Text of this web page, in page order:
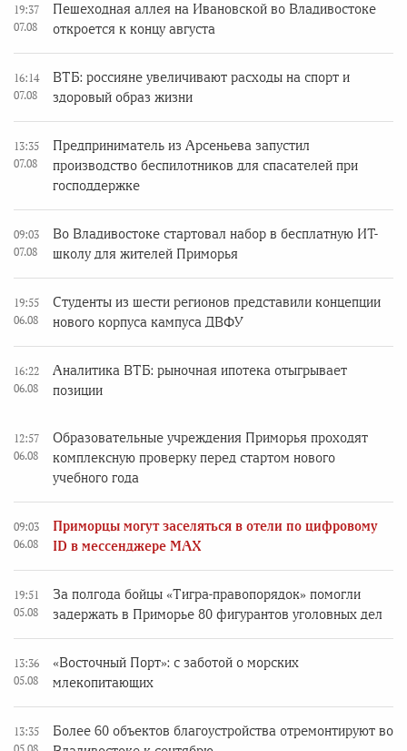
19:37
07.08
Пешеходная аллея на Ивановской во Владивостоке
откроется к концу августа
16:14
07.08
ВТБ: россияне увеличивают расходы на спорт и
здоровый образ жизни
13:35
07.08
Предприниматель из Арсеньева запустил
производство беспилотников для спасателей при
господдержке
09:03
07.08
Во Владивостоке стартовал набор в бесплатную ИТ-
школу для жителей Приморья
19:55
06.08
Студенты из шести регионов представили концепции
нового корпуса кампуса ДВФУ
16:22
06.08
Аналитика ВТБ: рыночная ипотека отыгрывает
позиции
12:57
06.08
Образовательные учреждения Приморья проходят
комплексную проверку перед стартом нового
учебного года
09:03
06.08
Приморцы могут заселяться в отели по цифровому
ID в мессенджере MAX
19:51
05.08
За полгода бойцы «Тигра-правопорядок» помогли
задержать в Приморье 80 фигурантов уголовных дел
13:36
05.08
«Восточный Порт»: с заботой о морских
млекопитающих
13:35
Более 60 объектов благоустройства отремонтируют во